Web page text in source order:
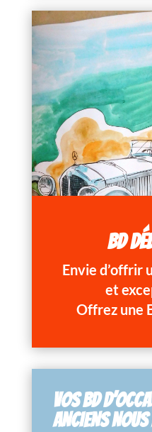
BD
Envie d’offrir
et
Offrez une
VOS BD
ANCIENS